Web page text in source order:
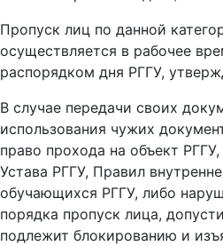
Пропуск лиц по данной
осуществляется в рабочее
распорядком дня РГГУ,
В случае передачи своих
использования чужих
право прохода на объект
Устава РГГУ, Правил
обучающихся РГГУ, либо
порядка пропуск лица,
подлежит блокированию и